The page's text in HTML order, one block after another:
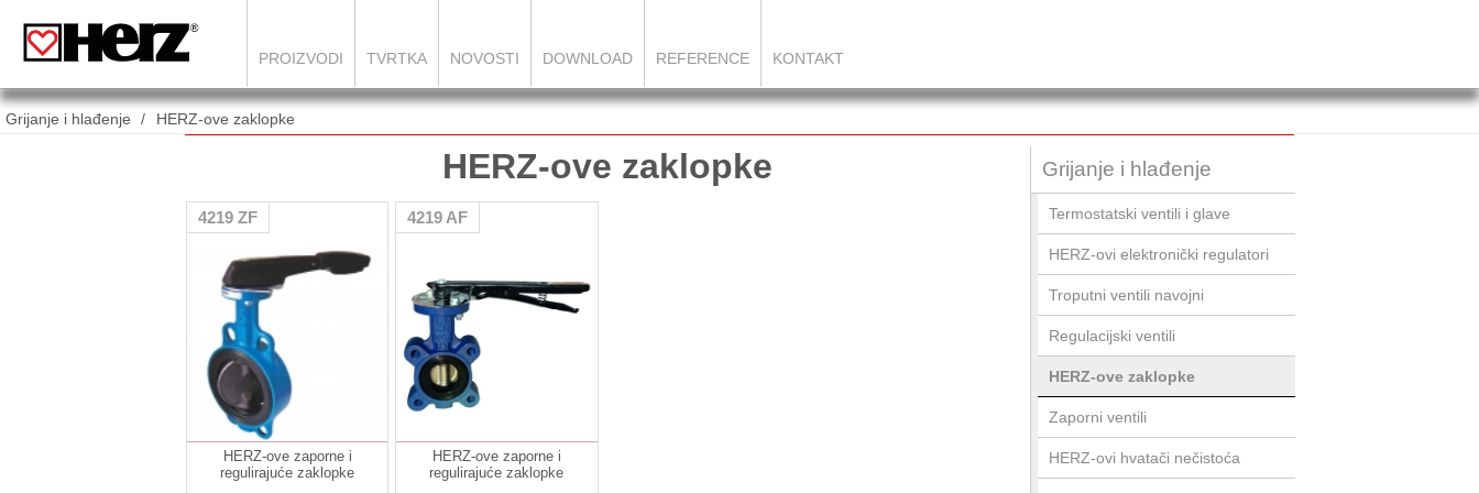
PROIZVODI TVRTKA NOVOSTI DOWNLOAD REFERENCE KONTAKT
Grijanje i hlađenje HERZ-ove zaklopke
HERZ-ove zaklopke
4219 ZF
HERZ-ove zaporne i
regulirajuće zaklopke
4219 AF
HERZ-ove zaporne i
regulirajuće zaklopke
Grijanje i hlađenje
Termostatski ventili i glave
HERZ-ovi elektronički regulatori
Troputni ventili navojni
Regulacijski ventili
HERZ-ove zaklopke
Zaporni ventili
HERZ-ovi hvatači nečistoća